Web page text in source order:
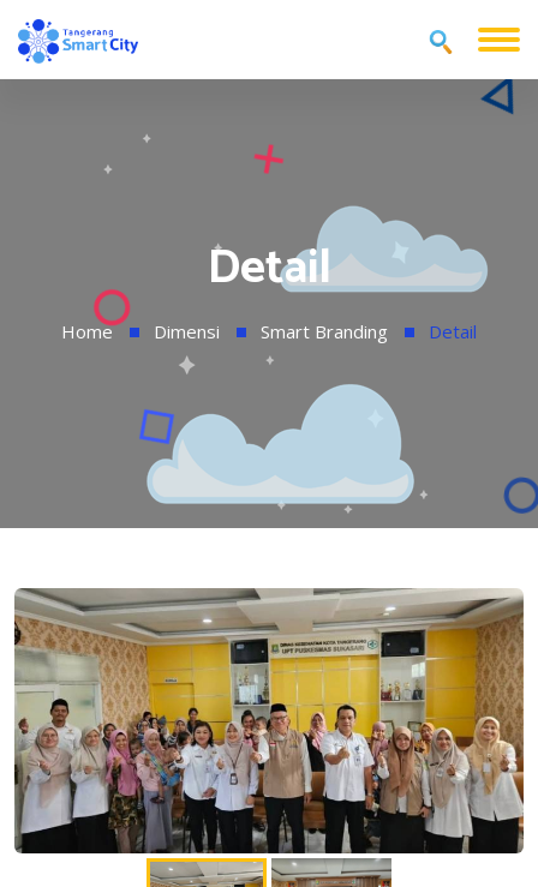
Detail
Home Dimensi Smart Branding Detail